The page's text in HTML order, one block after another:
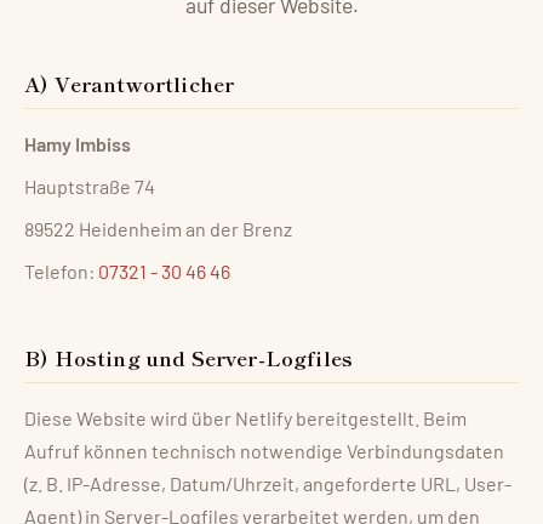
A) Verantwortlicher
Hamy Imbiss
Hauptstraße 74
89522 Heidenheim an der Brenz
Telefon: 07321 - 30 46 46
B) Hosting und Server-Logfiles
Diese Website wird über Netlify bereitgestellt. Beim
Aufruf können technisch notwendige Verbindungsdaten
(z. B. IP-Adresse, Datum/Uhrzeit, angeforderte URL, User-
Agent) in Server-Logfiles verarbeitet werden, um den